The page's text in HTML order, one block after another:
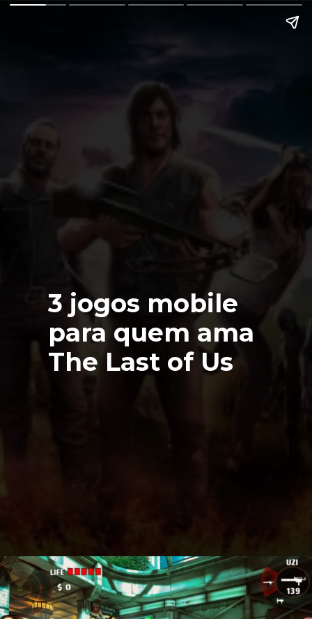
3 jogos mobile
para quem ama
The Last of Us